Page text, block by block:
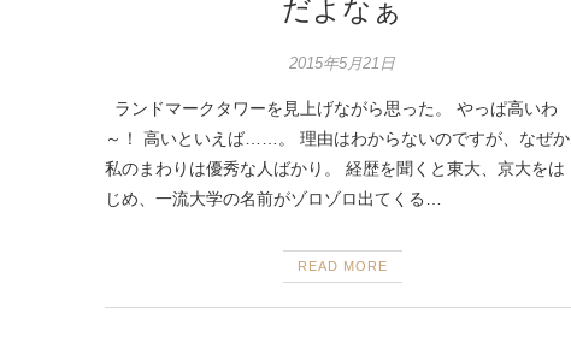
だよなぁ
2015年5月21日
ランドマークタワーを見上げながら思った。 やっぱ高いわ
～！ 高いといえば……。 理由はわからないのですが、なぜか
私のまわりは優秀な人ばかり。 経歴を聞くと東大、京大をは
じめ、一流大学の名前がゾロゾロ出てくる…
READ MORE